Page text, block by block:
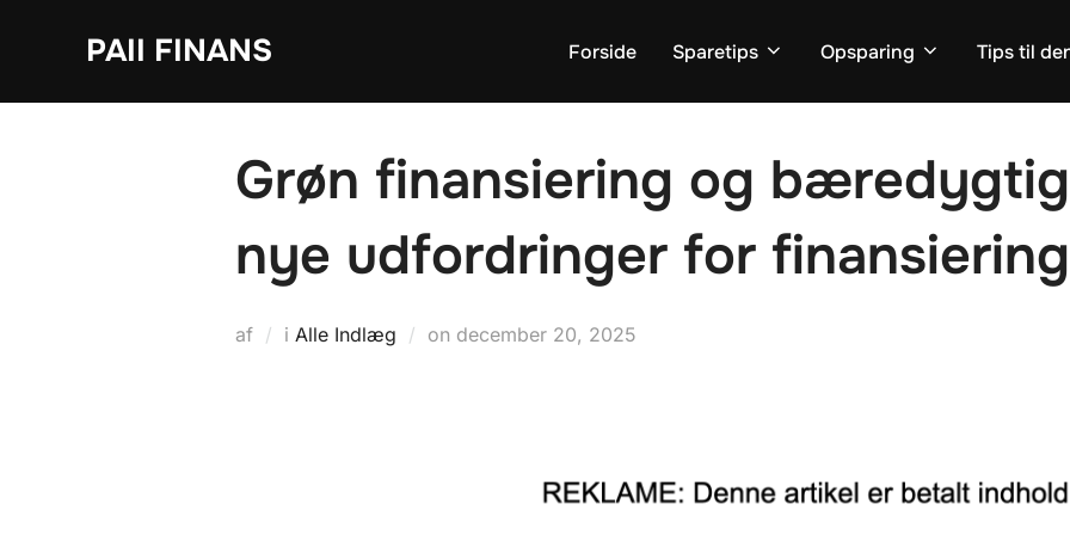
PAII FINANS Forside Sparetips Opsparing Tips til
Grøn finansiering og
nye udfordringer for
af i Alle Indlæg on Udgivet
december 20, 2025